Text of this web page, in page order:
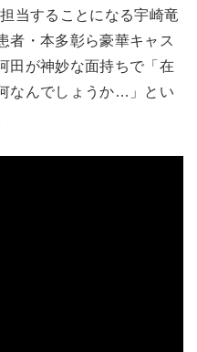
当することになる宇崎竜
者・本多彰ら豪華キャス
田が神妙な面持ちで「在
なんでしょうか…」とい